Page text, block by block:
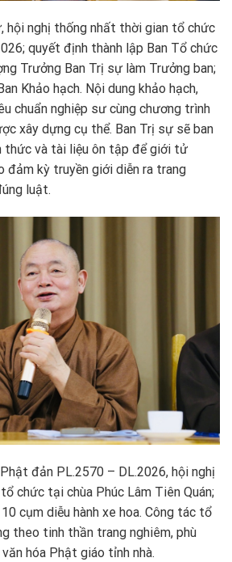
hội nghị thống nhất thời gian tổ chức
quyết định thành lập Ban Tổ chức
Trưởng Ban Trị sự làm Trưởng ban;
Khảo hạch. Nội dung khảo hạch,
chuẩn nghiệp sư cùng chương trình
xây dựng cụ thể. Ban Trị sự sẽ ban
thức và tài liệu ôn tập để giới tử
đảm kỳ truyền giới diễn ra trang
luật.
đản PL.2570 – DL.2026, hội nghị
chức tại chùa Phúc Lâm Tiên Quán;
cụm diễu hành xe hoa. Công tác tổ
theo tinh thần trang nghiêm, phù
hóa Phật giáo tỉnh nhà.